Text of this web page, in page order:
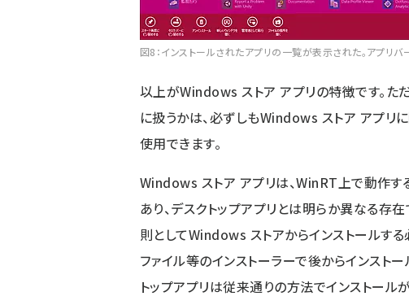
図8：インストールされたアプリの一覧が表示された。アプリバ
以上がWindows ストア アプリの特徴です。た
に扱うかは、必ずしもWindows ストア アプリ
使用できます。
Windows ストア アプリは、WinRT上で動作
あり、デスクトップアプリとは明らか異なる存
則としてWindows ストアからインストールす
ファイル等のインストーラーで後からインスト
トップアプリは従来通りの方法でインストール